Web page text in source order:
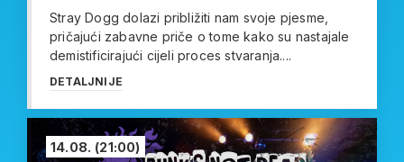
Stray Dogg dolazi približiti nam svoje pjesme,
pričajući zabavne priče o tome kako su nastajale
demistificirajući cijeli proces stvaranja....
DETALJNIJE
14.08. (21:00)